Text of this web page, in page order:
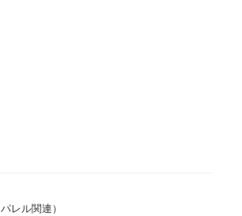
レル関連）